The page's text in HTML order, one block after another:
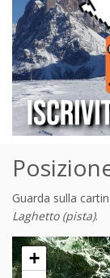
Guarda sulla
Laghetto (pista).
+